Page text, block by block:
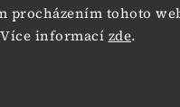
procházením tohoto
informací zde.
náš
Pinterest